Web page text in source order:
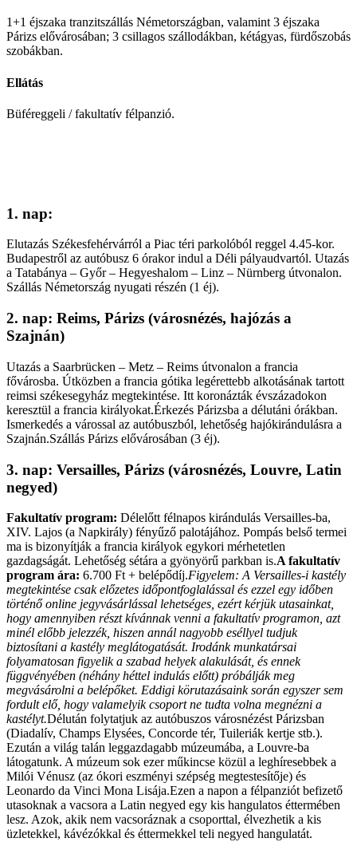
1+1 éjszaka tranzitszállás Németországban, valamint 3 éjszaka
Párizs elővárosában; 3 csillagos szállodákban, kétágyas, fürdőszobás
szobákban.
Ellátás
Büféreggeli / fakultatív félpanzió.
1. nap:
Elutazás Székesfehérvárról a Piac téri parkolóból reggel 4.45-kor.
Budapestről az autóbusz 6 órakor indul a Déli pályaudvartól. Utazás
a Tatabánya – Győr – Hegyeshalom – Linz – Nürnberg útvonalon.
Szállás Németország nyugati részén (1 éj).
2. nap: Reims, Párizs (városnézés, hajózás a
Szajnán)
Utazás a Saarbrücken – Metz – Reims útvonalon a francia
fővárosba. Útközben a francia gótika legérettebb alkotásának tartott
reimsi székesegyház megtekintése. Itt koronázták évszázadokon
keresztül a francia királyokat.Érkezés Párizsba a délutáni órákban.
Ismerkedés a várossal az autóbuszból, lehetőség hajókirándulásra a
Szajnán.Szállás Párizs elővárosában (3 éj).
3. nap: Versailles, Párizs (városnézés, Louvre, Latin
negyed)
Fakultatív program: Délelőtt félnapos kirándulás Versailles-ba,
XIV. Lajos (a Napkirály) fényűző palotájához. Pompás belső termei
ma is bizonyítják a francia királyok egykori mérhetetlen
gazdagságát. Lehetőség sétára a gyönyörű parkban is.A fakultatív
program ára: 6.700 Ft + belépődíj.Figyelem: A Versailles-i kastély
megtekintése csak előzetes időpontfoglalással és ezzel egy időben
történő online jegyvásárlással lehetséges, ezért kérjük utasainkat,
hogy amennyiben részt kívánnak venni a fakultatív programon, azt
minél előbb jelezzék, hiszen annál nagyobb eséllyel tudjuk
biztosítani a kastély meglátogatását. Irodánk munkatársai
folyamatosan figyelik a szabad helyek alakulását, és ennek
függvényében (néhány héttel indulás előtt) próbálják meg
megvásárolni a belépőket. Eddigi körutazásaink során egyszer sem
fordult elő, hogy valamelyik csoport ne tudta volna megnézni a
kastélyt.Délután folytatjuk az autóbuszos városnézést Párizsban
(Diadalív, Champs Elysées, Concorde tér, Tuileriák kertje stb.).
Ezután a világ talán leggazdagabb múzeumába, a Louvre-ba
látogatunk. A múzeum sok ezer műkincse közül a leghíresebbek a
Milói Vénusz (az ókori eszményi szépség megtestesítője) és
Leonardo da Vinci Mona Lisája.Ezen a napon a félpanziót befizető
utasoknak a vacsora a Latin negyed egy kis hangulatos éttermében
lesz. Azok, akik nem vacsoráznak a csoporttal, élvezhetik a kis
üzletekkel, kávézókkal és éttermekkel teli negyed hangulatát.